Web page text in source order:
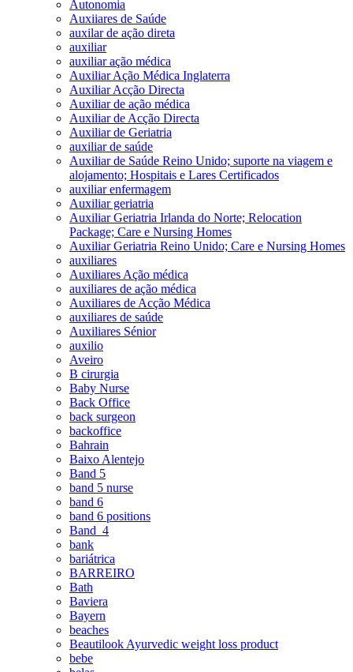
Autonomia
Auxiiares de Saúde
auxilar de ação direta
auxiliar
auxiliar ação médica
Auxiliar Ação Médica Inglaterra
Auxiliar Acção Directa
Auxiliar de ação médica
Auxiliar de Acção Directa
Auxiliar de Geriatria
auxiliar de saúde
Auxiliar de Saúde Reino Unido; suporte na viagem e
alojamento; Hospitais e Lares Certificados
auxiliar enfermagem
Auxiliar geriatria
Auxiliar Geriatria Irlanda do Norte; Relocation
Package; Care e Nursing Homes
Auxiliar Geriatria Reino Unido; Care e Nursing Homes
auxiliares
Auxiliares Ação médica
auxiliares de ação médica
Auxiliares de Acção Médica
auxiliares de saúde
Auxiliares Sénior
auxilio
Aveiro
B cirurgia
Baby Nurse
Back Office
back surgeon
backoffice
Bahrain
Baixo Alentejo
Band 5
band 5 nurse
band 6
band 6 positions
Band_4
bank
bariátrica
BARREIRO
Bath
Baviera
Bayern
beaches
Beautilook Ayurvedic weight loss product
bebe